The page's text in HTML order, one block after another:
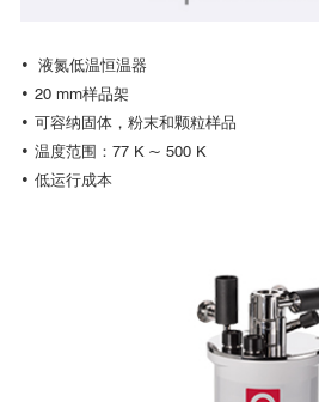
• 液氮低温恒温器
• 20 mm样品架
• 可容纳固体，粉末和颗粒样品
• 温度范围：77 K ~ 500 K
• 低运行成本
光致发光PL被广泛用来研究常温下的
光致发光光谱谱线更窄更锐，强度也更大
息。
Optistat所提供的超宽的温度跨度，可
的激发发射特性，而这些特性在室温下是